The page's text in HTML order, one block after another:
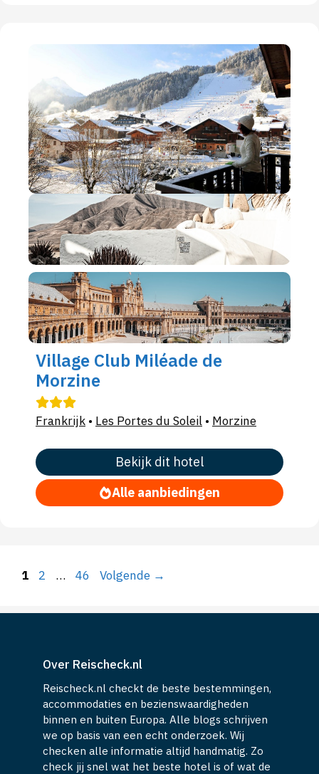
Village Club Miléade de
Morzine
Frankrijk • Les Portes du Soleil • Morzine
Bekijk dit hotel
Alle aanbiedingen
Pagina
1 Pagina
2 … Pagina
46 Volgende →
Over Reischeck.nl
Reischeck.nl checkt de beste bestemmingen,
accommodaties en bezienswaardigheden
binnen en buiten Europa. Alle blogs schrijven
we op basis van een echt onderzoek. Wij
checken alle informatie altijd handmatig. Zo
check jij snel wat het beste hotel is of wat de